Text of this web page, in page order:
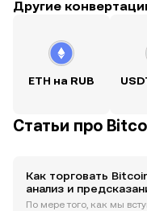
Другие
ETH на RUB
Статьи про
Как торговать
анализ и
По мере того, как мы